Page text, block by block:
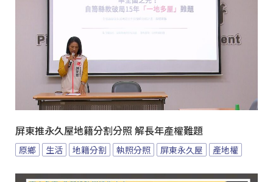
屏東推永久屋地籍分割分照 解長年產權難題
原鄉 生活 地籍分割 執照分照 屏東永久屋 產地權